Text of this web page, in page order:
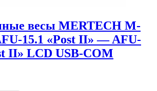
весы MERTECH M-
15.1 «Post II» — AFU-
II» LCD USB-COM